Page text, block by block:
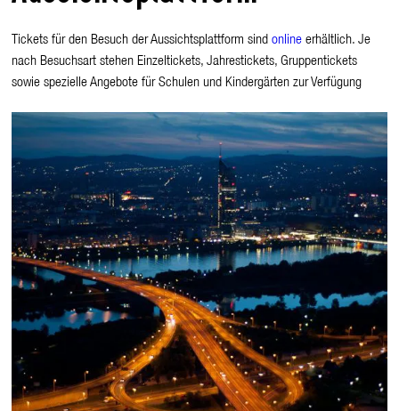
Tickets für den Besuch der Aussichtsplattform sindonline erhältlich. Je
nach Besuchsart stehen Einzeltickets, Jahrestickets, Gruppentickets
sowie spezielle Angebote für Schulen und Kindergärten zur Verfügung